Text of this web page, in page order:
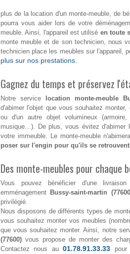
plus de la location d'un monte-meuble, de
pourra vous aider lors de votre
meuble. Ainsi, l'appareil est utilisé en toute
monte meuble et de son technicien, nous
technicien place les meubles sur l'appareil,
plus sur nos prestations.
Gagnez du temps et préservez
Notre service location monte-meuble
d'abimer l'objet que vous souhaitez
ou d'un autre objet volumineux
musique…). De plus, vous évitez
votre immeuble. Le monte-meuble
poser sur l'engin pour qu'ils se
Des monte-meubles pour chaque
Vous pouvez bénéficier d'une
emménagement Bussy-saint-martin
privilégié.
Nous disposons de différents types de
vous souhaitez monter vos meubles
que vous souhaitez monter. Ainsi, notre
(77600) vous propose de monter des
Contactez nous au01.78.91.33.33 pour